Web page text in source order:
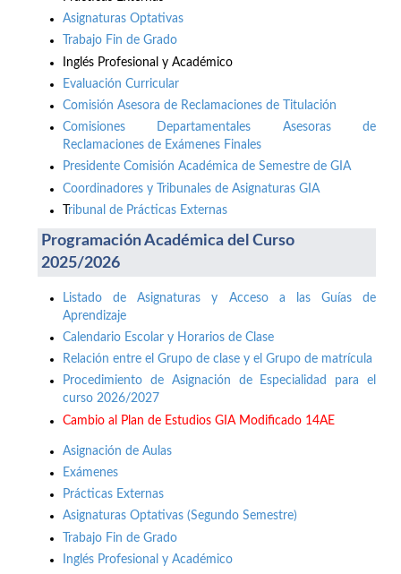
Asignaturas Optativas
Trabajo Fin de Grado
Inglés Profesional y Académico
Evaluación Curricular
Comisión Asesora de Reclamaciones de Titulación
Comisiones Departamentales Asesoras de
Reclamaciones de Exámenes Finales
Presidente Comisión Académica de Semestre de GIA
Coordinadores y Tribunales de Asignaturas GIA
ribunal de Prácticas Externas
Programación Académica del Curso
2025/2026
Listado de Asignaturas y Acceso a las Guías de
Aprendizaje
Calendario Escolar y Horarios de Clase
Relación entre el Grupo de clase y el Grupo de matrícula
Procedimiento de Asignación de Especialidad para el
curso 2026/2027
Cambio al Plan de Estudios GIA Modificado 14AE
Asignación de Aulas
Exámenes
Prácticas Externas
Asignaturas Optativas (Segundo Semestre)
Trabajo Fin de Grado
Inglés Profesional y Académico